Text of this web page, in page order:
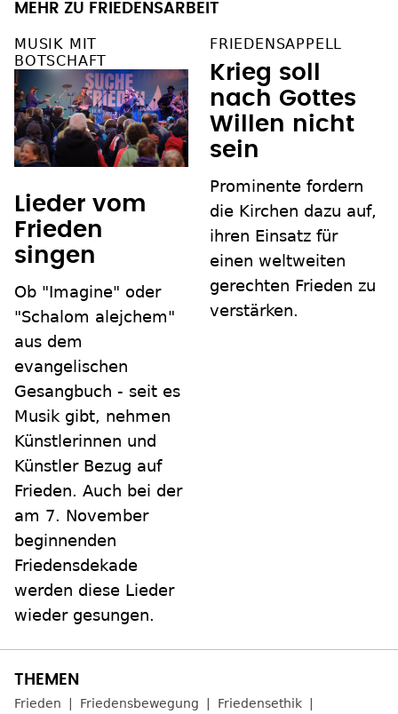
MEHR ZU FRIEDENSARBEIT
MUSIK MIT
BOTSCHAFT
Lieder vom
Frieden
singen
Ob "Imagine" oder
"Schalom alejchem"
aus dem
evangelischen
Gesangbuch - seit es
Musik gibt, nehmen
Künstlerinnen und
Künstler Bezug auf
Frieden. Auch bei der
am 7. November
beginnenden
Friedensdekade
werden diese Lieder
wieder gesungen.
FRIEDENSAPPELL
Krieg soll
nach Gottes
Willen nicht
sein
Prominente fordern
die Kirchen dazu auf,
ihren Einsatz für
einen weltweiten
gerechten Frieden zu
verstärken.
Frieden Friedensbewegung
Friedensethik